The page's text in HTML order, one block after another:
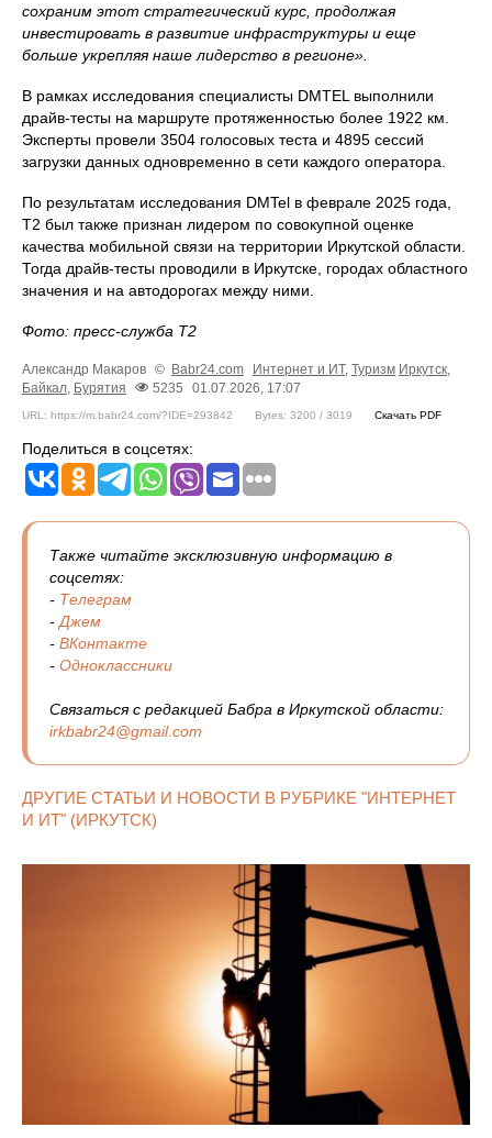
сохраним этот стратегический курс, продолжая
инвестировать в развитие инфраструктуры и еще
больше укрепляя наше лидерство в регионе».
В рамках исследования специалисты DMTEL выполнили
драйв-тесты на маршруте протяженностью более 1922 км.
Эксперты провели 3504 голосовых теста и 4895 сессий
загрузки данных одновременно в сети каждого оператора.
По результатам исследования DMTel в феврале 2025 года,
Т2 был также признан лидером по совокупной оценке
качества мобильной связи на территории Иркутской области.
Тогда драйв-тесты проводили в Иркутске, городах областного
значения и на автодорогах между ними.
Фото: пресс-служба Т2
Александр Макаров © Babr24.com Интернет и ИТ, Туризм Иркутск,
Байкал, Бурятия 5235 01.07.2026, 17:07
URL: https://m.babr24.com/?IDE=293842 Bytes: 3200 / 3019 Скачать PDF
Поделиться в соцсетях:
Также читайте эксклюзивную информацию в
соцсетях:
- Телеграм
-Джем
- ВКонтакте
- Одноклассники
Связаться с редакцией Бабра в Иркутской области:
irkbabr24@gmail.com
ДРУГИЕ СТАТЬИ И НОВОСТИ В РУБРИКЕ "ИНТЕРНЕТ
И ИТ" (ИРКУТСК)